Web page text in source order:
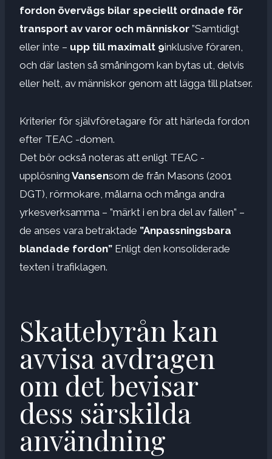
fordon övervägs bilar speciellt ordnade för
transport av varor och människor ”Samtidigt
eller inte – upp till maximalt 9inklusive föraren,
och där lasten så småningom kan bytas ut, delvis
eller helt, av människor genom att lägga till platser.
Kriterier för självföretagare för att härleda fordon
efter TEAC -domen.
Det bör också noteras att enligt TEAC -
upplösning Vansensom de från Masons (2001
DGT), rörmokare, målarna och många andra
yrkesverksamma – ”märkt i en bra del av fallen” –
de anses vara betraktade ”Anpassningsbara
blandade fordon” Enligt den konsoliderade
texten i trafiklagen.
Skattebyrån kan
avvisa avdragen
om det bevisar
dess särskilda
användning